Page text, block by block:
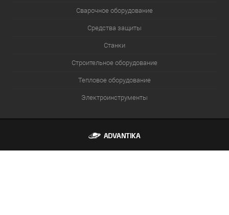
Сварочное оборудование
Средства защиты
Станки
Строительное оборудование
Тепловое оборудование
Электроинструменты